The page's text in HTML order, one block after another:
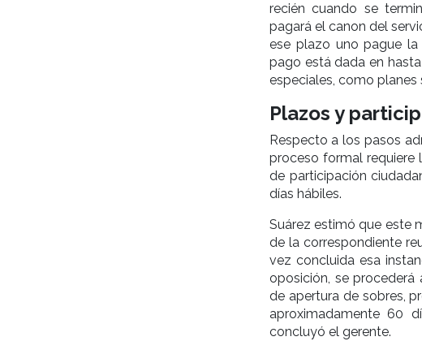
recién cuando se
pagará el canon del
ese plazo uno pague
pago está dada en
especiales, como planes
Plazos y
Respecto a los pasos
proceso formal requiere
de participación
días hábiles.
Suárez estimó que este
de la correspondiente
vez concluida esa
oposición, se
de apertura de sobres,
aproximadamente 60
concluyó el gerente.